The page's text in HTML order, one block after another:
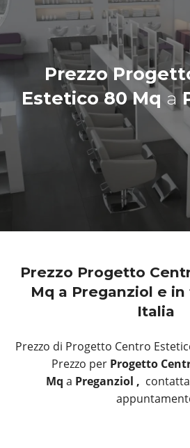
Prezzo
Estetico 80 Mq a
Prezzo Progetto
Mq a Preganziol e
Italia
Prezzo di Progetto Centro
Prezzo per Progetto
Mq a Preganziol ,